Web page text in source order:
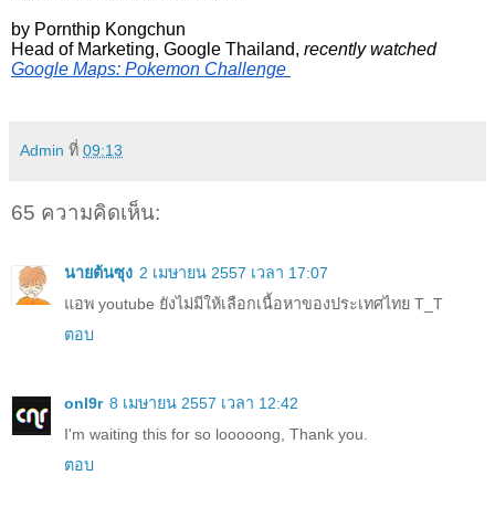
by Pornthip Kongchun
Head of Marketing, Google Thailand,
recently watched
Google Maps: Pokemon Challenge
Admin ที่ 09:13
65 ความคิดเห็น:
นายต้นซุง 2 เมษายน 2557 เวลา 17:07
แอพ youtube ยังไม่มีให้เลือกเนื้อหาของประเทศไทย T_T
ตอบ
onl9r 8 เมษายน 2557 เวลา 12:42
I'm waiting this for so looooong, Thank you.
ตอบ